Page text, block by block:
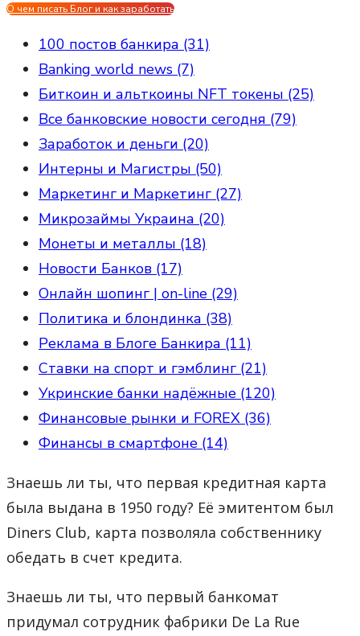
О чем писать Блог и как заработать
100 постов банкира (31)
Banking world news (7)
Биткоин и альткоины NFT токены (25)
Все банковские новости сегодня (79)
Заработок и деньги (20)
Интерны и Магистры (50)
Маркетинг и Маркетинг (27)
Микрозаймы Украина (20)
Монеты и металлы (18)
Новости Банков (17)
Онлайн шопинг | on-line (29)
Политика и блондинка (38)
Реклама в Блоге Банкира (11)
Ставки на спорт и гэмблинг (21)
Укринские банки надёжные (120)
Финансовые рынки и FOREX (36)
Финансы в смартфоне (14)
Знаешь ли ты, что первая кредитная карта
была выдана в 1950 году? Её эмитентом был
Diners Club, карта позволяла собственнику
обедать в счет кредита.
Знаешь ли ты, что первый банкомат
придумал сотрудник фабрики De La Rue